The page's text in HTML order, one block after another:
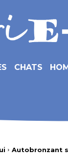
CHATS
Autobronzant